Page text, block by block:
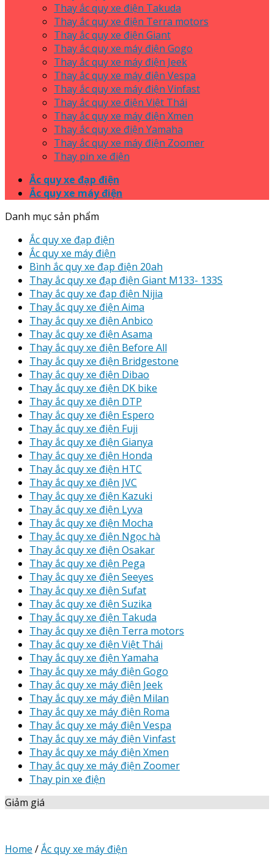
Thay ắc quy xe điện Takuda
Thay ắc quy xe điện Terra motors
Thay ắc quy xe điện Giant
Thay ắc quy xe máy điện Gogo
Thay ắc quy xe máy điện Jeek
Thay ắc quy xe máy điện Vespa
Thay ắc quy xe máy điện Vinfast
Thay ắc quy xe điện Việt Thái
Thay ắc quy xe máy điện Xmen
Thay ắc quy xe điện Yamaha
Thay ắc quy xe máy điện Zoomer
Thay pin xe điện
Ắc quy xe đạp điện
Ắc quy xe máy điện
Danh mục sản phẩm
Ắc quy xe đạp điện
Ắc quy xe máy điện
Bình ắc quy xe đạp điện 20ah
Thay ắc quy xe đạp điện Giant M133- 133S
Thay ắc quy xe đạp điện Nijia
Thay ắc quy xe điện Aima
Thay ắc quy xe điện Anbico
Thay ắc quy xe điện Asama
Thay ắc quy xe điện Before All
Thay ắc quy xe điện Bridgestone
Thay ắc quy xe điện Dibao
Thay ắc quy xe điện DK bike
Thay ắc quy xe điện DTP
Thay ắc quy xe điện Espero
Thay ắc quy xe điện Fuji
Thay ắc quy xe điện Gianya
Thay ắc quy xe điện Honda
Thay ắc quy xe điện HTC
Thay ắc quy xe điện JVC
Thay ắc quy xe điện Kazuki
Thay ắc quy xe điện Lyva
Thay ắc quy xe điện Mocha
Thay ắc quy xe điện Ngọc hà
Thay ắc quy xe điện Osakar
Thay ắc quy xe điện Pega
Thay ắc quy xe điện Seeyes
Thay ắc quy xe điện Sufat
Thay ắc quy xe điện Suzika
Thay ắc quy xe điện Takuda
Thay ắc quy xe điện Terra motors
Thay ắc quy xe điện Việt Thái
Thay ắc quy xe điện Yamaha
Thay ắc quy xe máy điện Gogo
Thay ắc quy xe máy điện Jeek
Thay ắc quy xe máy điện Milan
Thay ắc quy xe máy điện Roma
Thay ắc quy xe máy điện Vespa
Thay ắc quy xe máy điện Vinfast
Thay ắc quy xe máy điện Xmen
Thay ắc quy xe máy điện Zoomer
Thay pin xe điện
Giảm giá
Home /Ắc quy xe máy điện